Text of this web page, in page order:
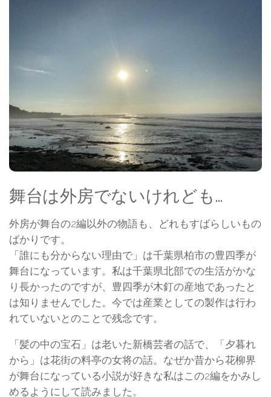
舞台は外房でないけれども…
外房が舞台の2編以外の物語も、どれもすばらしいもの
ばかりです。
「誰にも分からない理由で」は千葉県柏市の豊四季が
舞台になっています。私は千葉県北部での生活がかな
り長かったのですが、豊四季が木釘の産地であったと
は知りませんでした。今では産業としての製作は行わ
れていないとのことで残念です。
「髪の中の宝石」は老いた新橋芸者の話で、「夕暮れ
から」は花街の料亭の女将の話。なぜか昔から花柳界
が舞台になっている小説が好きな私はこの2編をかみし
めるようにして読みました。